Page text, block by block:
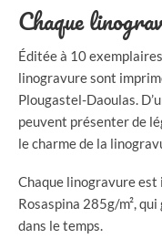
Chaque
Éditée à 10
linogravure sont
Plougastel-Daoulas.
peuvent présenter de
le charme de la
Chaque linogravure est
Rosaspina 285g/m²,
dans le temps.